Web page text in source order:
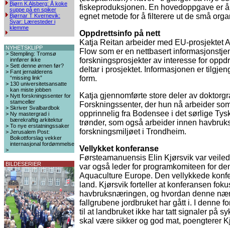
Bjørn K Alsberg: Å koke
suppe på en spiker
Bjørnar T Kvernevik:
Svar: Læresteder i
klemme
NYHETSKLIPP
> Stempling: Tromsø
innfører ikke
> Sett denne ørnen før?
> Fant jernalderens
“missing link”
> 130 universitetsansatte
kan miste jobben
> Nytt forskningssenter for
stamceller
> Skriver Svalbardbok
> Ny mastergrad i
bærekraftig arkitektur
> To nye erstatningssaker
> Jerusalem Post:
Boikottforslag vekker
internasjonal fordømmelse
>
BILDESERIER
fiskeproduksjonen. En hovedoppgave er
egnet metode for å filterere ut de små
Oppdrettsinfo på nett
Katja Reitan arbeider med EU-prosjektet
Flow som er en nettbasert
forskningsprosjekter av interesse for
deltar i prosjektet. Informasjonen er
form.
Katja gjennomførte store deler av
Forskningssenter, der hun nå arbeider
opprinnelig fra Bodensee i det sørlige
trønder, som også arbeider innen
forskningsmiljøet i Trondheim.
Vellykket konferanse
Førsteamanuensis Elin Kjørsvik var
var også leder for programkomiteen for
Aquaculture Europe. Den vellykkede
land. Kjørsvik forteller at konferansen
havbruksnæringen, og hvordan denne
fallgrubene jordbruket har gått i. I denne
til at landbruket ikke har tatt signaler på
skal være sikker og god mat, poengterer